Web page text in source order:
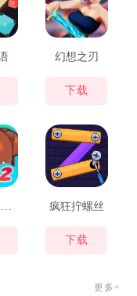
幻想之刃
下载
皇后成长计划2 疯狂拧螺丝
下载
更多+